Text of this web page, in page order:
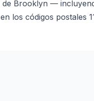
Brooklyn —
códigos postales